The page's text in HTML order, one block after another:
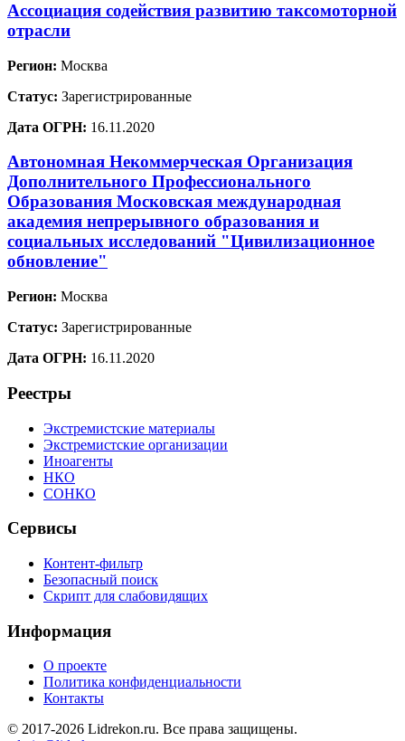
Ассоциация содействия развитию таксомоторной
отрасли
Регион: Москва
Статус: Зарегистрированные
Дата ОГРН: 16.11.2020
Автономная Некоммерческая Организация
Дополнительного Профессионального
Образования Московская международная
академия непрерывного образования и
социальных исследований "Цивилизационное
обновление"
Регион: Москва
Статус: Зарегистрированные
Дата ОГРН: 16.11.2020
Реестры
Экстремистские материалы
Экстремистские организации
Иноагенты
НКО
СОНКО
Сервисы
Контент-фильтр
Безопасный поиск
Скрипт для слабовидящих
Информация
О проекте
Политика конфиденциальности
Контакты
© 2017-2026 Lidrekon.ru. Все права защищены.